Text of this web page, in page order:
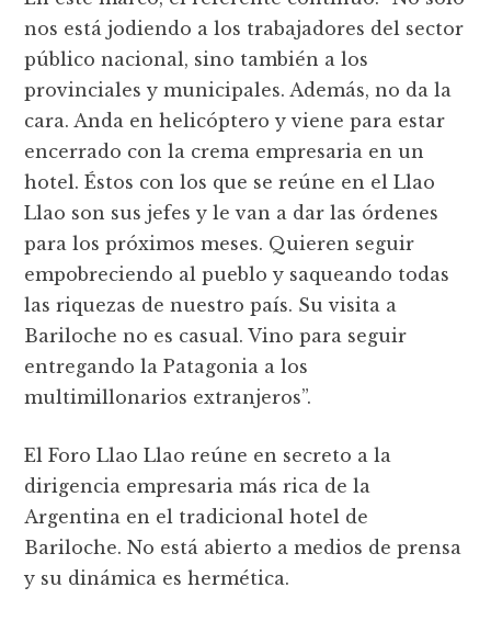
nos está jodiendo a los trabajadores del sector
público nacional, sino también a los
provinciales y municipales. Además, no da la
cara. Anda en helicóptero y viene para estar
encerrado con la crema empresaria en un
hotel. Éstos con los que se reúne en el Llao
Llao son sus jefes y le van a dar las órdenes
para los próximos meses. Quieren seguir
empobreciendo al pueblo y saqueando todas
las riquezas de nuestro país. Su visita a
Bariloche no es casual. Vino para seguir
entregando la Patagonia a los
multimillonarios extranjeros”.
El Foro Llao Llao reúne en secreto a la
dirigencia empresaria más rica de la
Argentina en el tradicional hotel de
Bariloche. No está abierto a medios de prensa
y su dinámica es hermética.